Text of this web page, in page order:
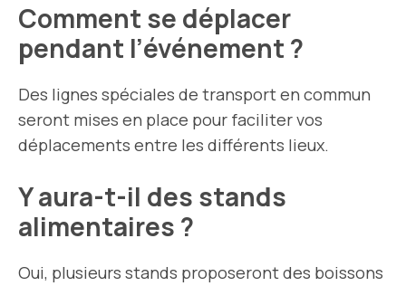
Comment se déplacer
pendant l’événement ?
Des lignes spéciales de transport en commun
seront mises en place pour faciliter vos
déplacements entre les différents lieux.
Y aura-t-il des stands
alimentaires ?
Oui, plusieurs stands proposeront des boissons